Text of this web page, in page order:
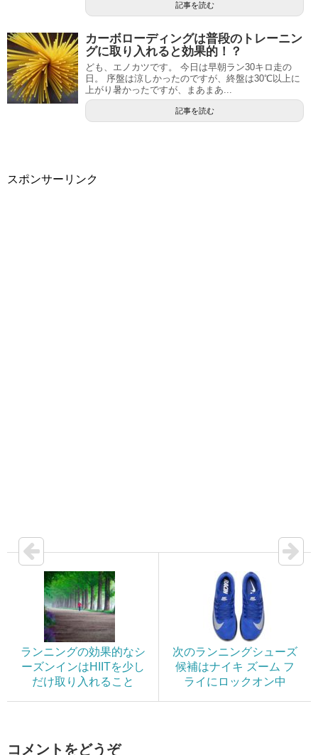
記事を読む
カーボローディングは普段のトレーニン
グに取り入れると効果的！？
ども、エノカツです。 今日は早朝ラン30キロ走の
日。 序盤は涼しかったのですが、終盤は30℃以上に
上がり暑かったですが、まあまあ...
記事を読む
スポンサーリンク
ランニングの効果的なシ
ーズンインはHIITを少し
だけ取り入れること
次のランニングシューズ
候補はナイキ ズーム フ
ライにロックオン中
コメントをどうぞ